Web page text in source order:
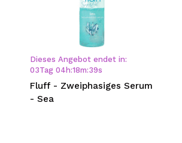
Dieses Angebot endet in:
03Tag 04 h:18m:38s
Fluff - Zweiphasiges Serum
- Sea